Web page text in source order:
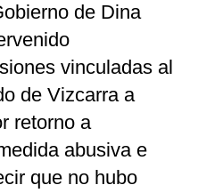
de Dina
vinculadas al
de Vizcarra a
retorno a
abusiva e
que no hubo